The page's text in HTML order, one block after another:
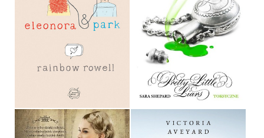
ELEONORA I PARK
OPRAWA MIĘKKA
TOKSYCZNE
SARA SHEPARD
OPRAWA MIĘKKA
36,90 ZŁ